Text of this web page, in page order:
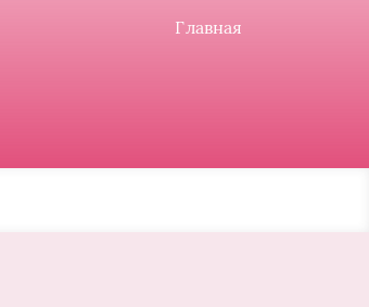
Главная